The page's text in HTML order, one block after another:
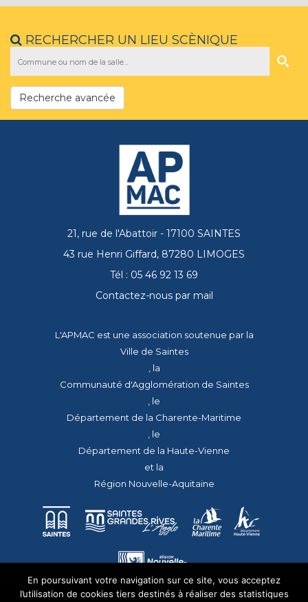
RECHERCHER UN LIEU SCÈNIQUE
Recherche avancée
21, rue de l'Abattoir - 17100 SAINTES
43 rue Henri Giffard, 87280 LIMOGES
Tél : 05 46 92 13 69
Contactez-nous par mail
L'APMAC est une association soutenue par la
Ville de Saintes
, la
Communauté d'Agglomération de Saintes
, le
Département de la Charente-Maritime
, le
Département de la Haute-Vienne
et la
Région Nouvelle-Aquitaine
En poursuivant votre navigation sur ce site, vous acceptez
l’utilisation de cookies tiers destinés à réaliser des statistiques